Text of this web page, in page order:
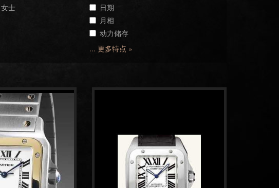
女士
日期
月相
动力储存
... 更多特点 »